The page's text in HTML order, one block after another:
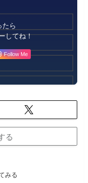
たら
してね！
Follow Me
る
みる